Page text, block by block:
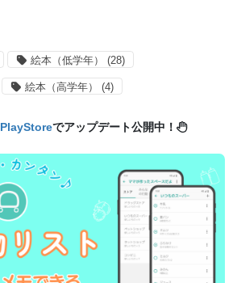
絵本（低学年） (28)
絵本（高学年） (4)
PlayStoreでアップデート公開中！